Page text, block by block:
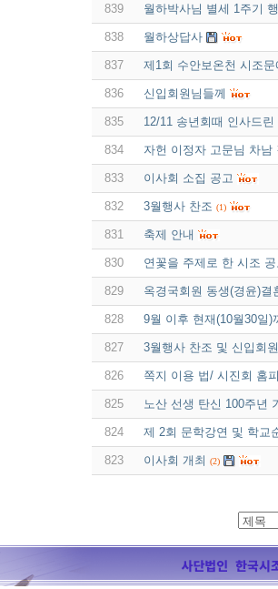
839 월하박사님 별세 1주기
838 월하상답사
837 제1회 수안보온천 시조
836 신입회원님들께
835 12/11 송년회때 인사드
834 자헌 이정자 고문님 차남
833 이사회 소집 공고
832 3월행사 찬조 (1)
831 축제 안내
830 연꽃을 주제로 한 시조 공
829 옥경국회원 동생(경윤)결
828 9월 이후 현재(10월30일
827 3월행사 찬조 및 신입회
826 쪽지 이용 법/ 시진회 홈
825 노산 선생 탄신 100주년
824 제 2회 문학강연 및 학교
823 이사회 개최 (2)